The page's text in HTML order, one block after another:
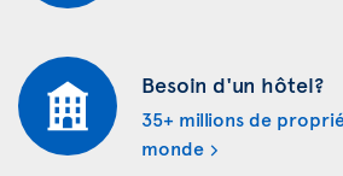
Besoin d'un hôtel?
35+ millions de
monde